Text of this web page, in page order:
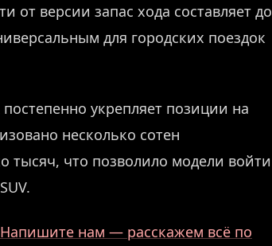
версии запас хода составляет до
для городских поездок
укрепляет позиции на
несколько сотен
тысяч, что позволило модели войти
Напишите нам — расскажем всё по